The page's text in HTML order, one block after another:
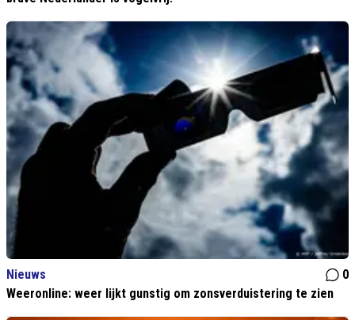
Nieuws
0
Weeronline: weer lijkt gunstig om zonsverduistering te zien